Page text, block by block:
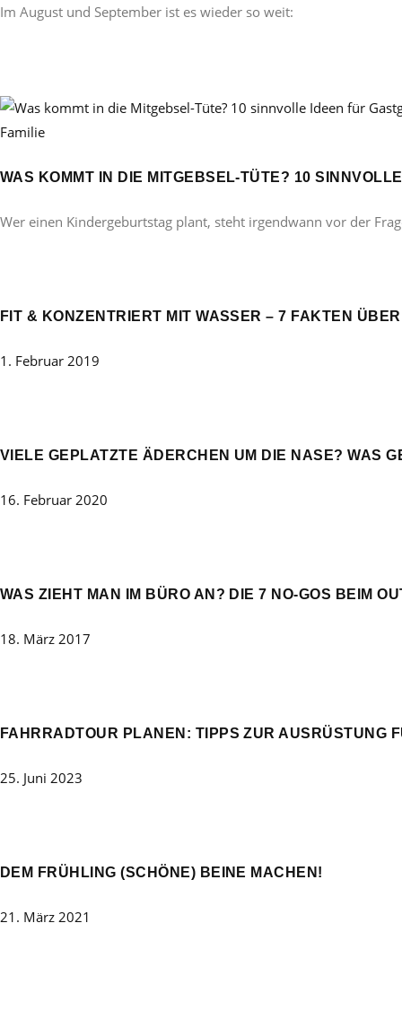
Im August und September ist es wieder so weit:
Familie
WAS KOMMT IN DIE MITGEBSEL-TÜTE? 10
Wer einen Kindergeburtstag plant, steht irgendwann vor der
FIT & KONZENTRIERT MIT WASSER – 7 FAKTEN
1. Februar 2019
VIELE GEPLATZTE ÄDERCHEN UM DIE NASE? WAS
16. Februar 2020
WAS ZIEHT MAN IM BÜRO AN? DIE 7 NO-GOS BEIM
18. März 2017
FAHRRADTOUR PLANEN: TIPPS ZUR AUSRÜSTUNG
25. Juni 2023
DEM FRÜHLING (SCHÖNE) BEINE MACHEN!
21. März 2021